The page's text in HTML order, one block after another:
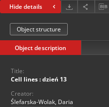
Hide details
Object structure
Object description
Title:
Cell lines : dzień 13
Creator:
Ślefarska-Wolak, Daria